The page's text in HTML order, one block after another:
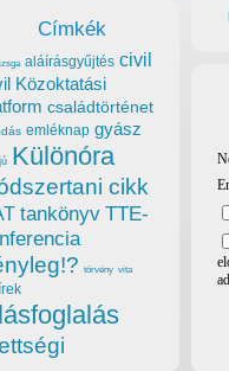
Címkék
aláírásgyűjtés civil
Közoktatási
családtörténet
emléknap gyász
Különóra
cikk
tankönyv TTE-
törvény vita